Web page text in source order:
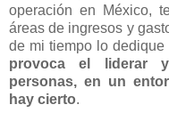
operación en México,
áreas de ingresos y
de mi tiempo lo dedique
provoca el liderar
personas, en un
hay cierto.